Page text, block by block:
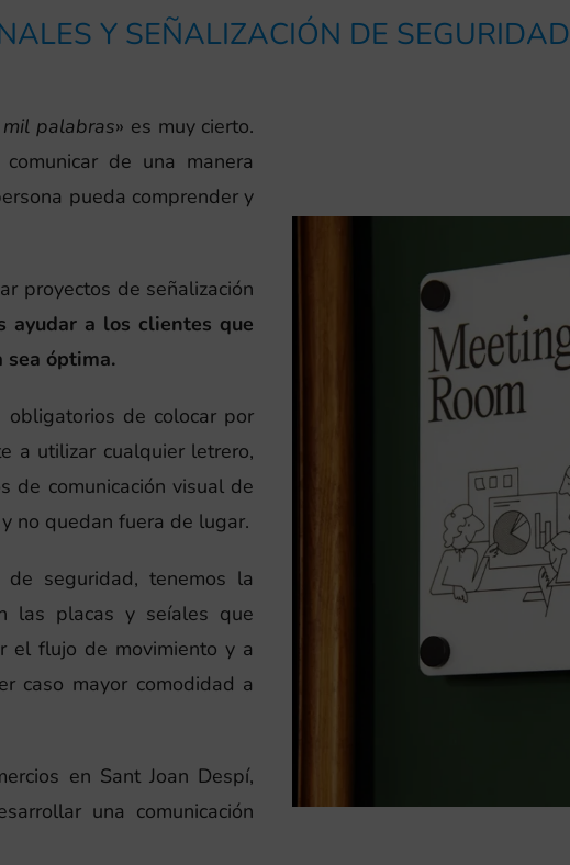
Y SEÑALIZACIÓN DE SEGURIDAD
palabras» es muy cierto.
de una manera
pueda comprender y
proyectos de señalización
ayudar a los clientes que
sea óptima.
de colocar por
a utilizar cualquier letrero,
de comunicación visual de
no quedan fuera de lugar.
seguridad, tenemos la
las placas y seíales que
el flujo de movimiento y a
caso mayor comodidad a
en Sant Joan Despí,
una comunicación